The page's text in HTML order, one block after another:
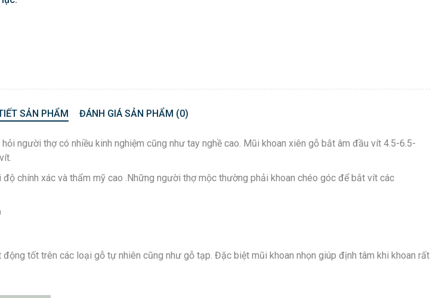
SẢN PHẨM ĐÁNH GIÁ SẢN PHẨM (0)
người thợ có nhiều kinh nghiệm cũng như tay nghề cao. Mũi khoan xiên gỗ bắt âm đầu vít 4.5-6.5-
chính xác và thẩm mỹ cao .Những người thợ mộc thường phải khoan chéo góc để bắt vít các
tốt trên các loại gỗ tự nhiên cũng như gỗ tạp. Đặc biệt mũi khoan nhọn giúp định tâm khi khoan rất